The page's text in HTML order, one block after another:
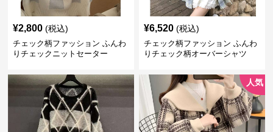
¥2,800 (税込)
チェック柄ファッション ふんわ
りチェックニットセーター
¥6,520 (税込)
チェック柄ファッション ふんわ
りチェック柄オーバーシャツ
人気